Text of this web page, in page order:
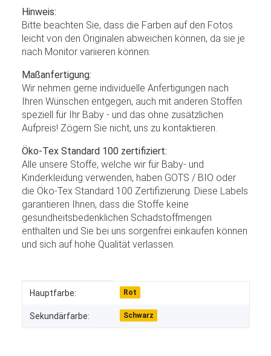
Hinweis:
Bitte beachten Sie, dass die Farben auf den Fotos
leicht von den Originalen abweichen können, da sie je
nach Monitor variieren können.
Maßanfertigung:
Wir nehmen gerne individuelle Anfertigungen nach
Ihren Wünschen entgegen, auch mit anderen Stoffen
speziell für Ihr Baby - und das ohne zusätzlichen
Aufpreis! Zögern Sie nicht, uns zu kontaktieren.
Öko-Tex Standard 100 zertifiziert:
Alle unsere Stoffe, welche wir für Baby- und
Kinderkleidung verwenden, haben GOTS / BIO oder
die Öko-Tex Standard 100 Zertifizierung. Diese Labels
garantieren Ihnen, dass die Stoffe keine
gesundheitsbedenklichen Schadstoffmengen
enthalten und Sie bei uns sorgenfrei einkaufen können
und sich auf hohe Qualität verlassen.
Produkteigenschaft
Wert
Hauptfarbe: Rot
Sekundärfarbe: Schwarz